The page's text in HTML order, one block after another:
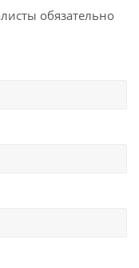
обязательно